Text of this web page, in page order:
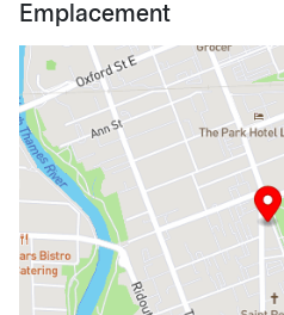
Emplacement